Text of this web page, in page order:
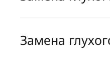
Замена